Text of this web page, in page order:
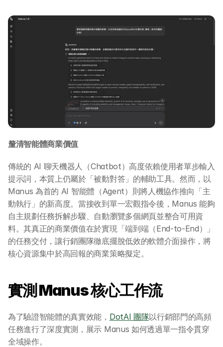
釐清智能體商業價值
傳統的 AI 聊天機器人（Chatbot）高度依賴使用者單步輸入
提示詞，本質上仍屬於「被動對答」的輔助工具。然而，以
Manus 為首的 AI 智能體（Agent）則將人機協作推向「主
動執行」的新高度。當接收到單一宏觀指令後，Manus 能夠
自主規劃任務拆解步驟、自動瀏覽多個網頁並整合可用資
料。其真正的商業價值在於實現「端到端（End-to-End）」
的任務交付，讓行銷團隊徹底擺脫低效的軟體介面操作，將
核心資源集中於高回報的商業策略擬定。
實測 Manus 核心工作流
為了驗證智能體的真實效能， DotAI 團隊以行銷部門的高頻
任務進行了深度實測，展示 Manus 如何透過單一指令貫穿
全域操作。